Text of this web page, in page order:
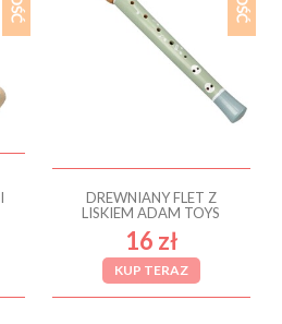
DREWNIANY FLET Z
LISKIEM ADAM TOYS
16 zł
KUP TERAZ